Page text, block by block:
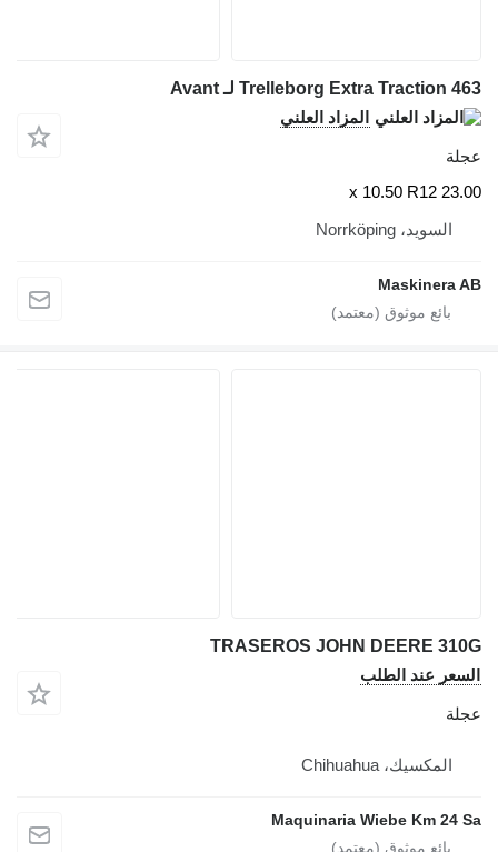
Trelleborg Extra Traction 463 لـ Avant
المزاد العلني
عجلة
23.00 x 10.50 R12
السويد، Norrköping
Maskinera AB
TRASEROS JOHN DEERE 310G
السعر عند الطلب
عجلة
المكسيك، Chihuahua
Maquinaria Wiebe Km 24 Sa